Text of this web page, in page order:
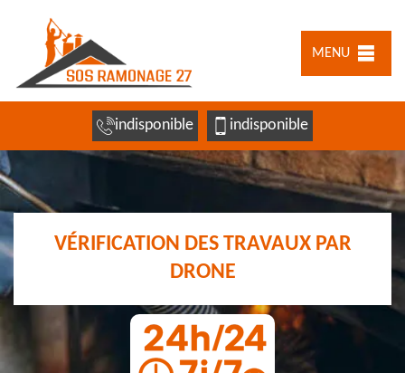
MENU
indisponible indisponible
VÉRIFICATION DES TRAVAUX PAR
DRONE